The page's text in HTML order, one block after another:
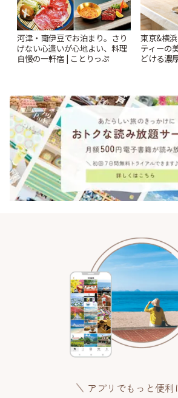
河津・南伊豆でお泊まり。さり
げない心遣いが心地よい、料理
自慢の一軒宿 | ことりっぷ
東京&横
ティーの
どける濃
アプリでもっと便利